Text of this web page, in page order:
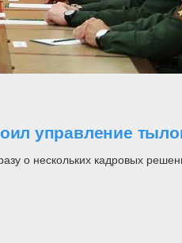
управление
о нескольких кадровых